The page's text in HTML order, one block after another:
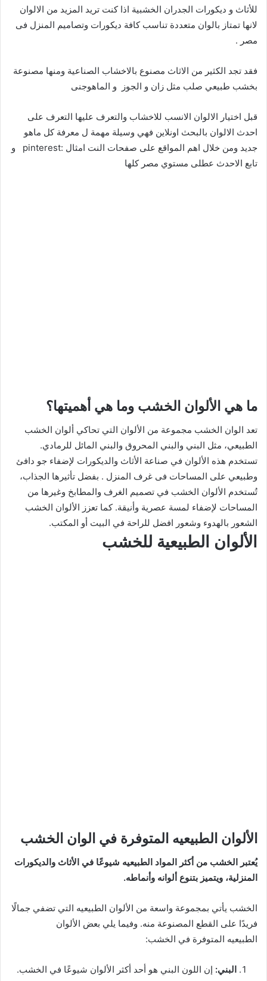
للأثاث و ديكورات الجدران الخشبية اذا كنت تريد المزيد من الالوان
لانها تمتاز بالوان متعددة تناسب كافة ديكورات وتصاميم المنزل فى
مصر .
فقد تجد الكثير من الاثاث مصنوع بالاخشاب الصناعية ومنها مصنوعة
بخشب طبيعي صلب مثل زان و الجوز و الماهوجنى
قبل اختيار الالوان الانسب للاخشاب والتعرف عليها التعرف على
احدث الالوان بالبحث اونلاين فهي وسيلة مهمة ل معرفة كل ماهو
جديد ومن خلال اهم المواقع على صفحات النت امثال :pinterest و
تابع الاحدث عطلى مستوي مصر كلها
ما هي الألوان الخشب وما هي أهميتها؟
تعد الوان الخشب مجموعة من الألوان التي تحاكي ألوان الخشب
الطبيعي، مثل البني والبني المحروق والبني المائل للرمادي.
تستخدم هذه الألوان في صناعة الأثاث والديكورات لإضفاء جو دافئ
وطبيعي على المساحات فى غرف المنزل . بفضل تأثيرها الجذاب،
تُستخدم الألوان الخشب في تصميم الغرف والمطابخ وغيرها من
المساحات لإضفاء لمسة عصرية وأنيقة. كما تعزز الألوان الخشب
الشعور بالهدوء وشعور افضل للراحة في البيت أو المكتب.
الألوان الطبيعية للخشب
الألوان الطبيعيه المتوفرة في الوان الخشب
يُعتبر الخشب من أكثر المواد الطبيعيه شيوعًا في الأثاث والديكورات
المنزلية، ويتميز بتنوع ألوانه وأنماطه.
الخشب يأتي بمجموعة واسعة من الألوان الطبيعيه التي تضفي جمالًا
فريدًا على القطع المصنوعة منه. وفيما يلي بعض الألوان
الطبيعيه المتوفرة في الخشب:
البني: إن اللون البني هو أحد أكثر الألوان شيوعًا في الخشب.